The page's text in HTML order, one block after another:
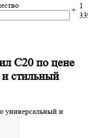
+ 1
С20 по цене
стильный
универсальный и